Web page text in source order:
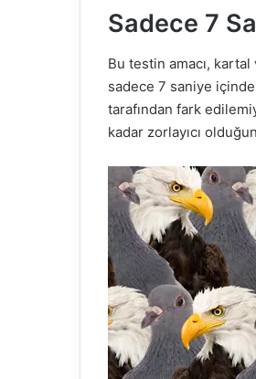
Sadece 7
Bu testin amacı,
sadece 7 saniye
tarafından fark
kadar zorlayıcı